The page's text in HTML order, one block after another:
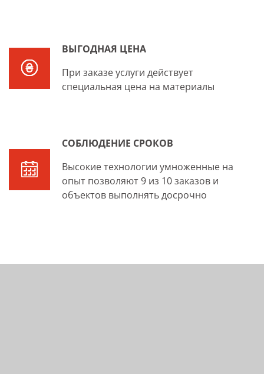
ВЫГОДНАЯ ЦЕНА
При заказе услуги действует
специальная цена на материалы
СОБЛЮДЕНИЕ СРОКОВ
Высокие технологии умноженные на
опыт позволяют 9 из 10 заказов и
объектов выполнять досрочно